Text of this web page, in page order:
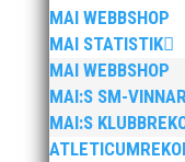
MAI WEBBSHOP
MAI STATISTIK
MAI WEBBSHOP
MAI:S SM-
MAI:S
plan. På 80- och
han för mig en
på plats och
sin parhäst och